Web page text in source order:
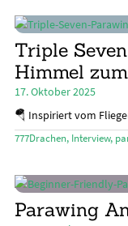
Triple
Himmel
17. Oktober 2025
🪂 Inspiriert vom
777Drachen, Interview,
Parawing